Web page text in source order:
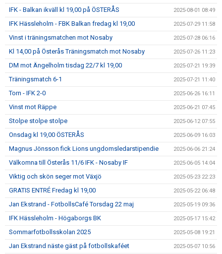
IFK - Balkan ikväll kl 19,00 på ÖSTERÅS 2025-08-01 08:49
IFK Hässleholm - FBK Balkan fredag kl 19,00 2025-07-29 11:58
Vinst i träningsmatchen mot Nosaby 2025-07-28 06:16
Kl 14,00 på Österås Träningsmatch mot Nosaby 2025-07-26 11:23
DM mot Ängelholm tisdag 22/7 kl 19,00 2025-07-21 19:39
Träningsmatch 6-1 2025-07-21 11:40
Torn - IFK 2-0 2025-06-26 16:11
Vinst mot Räppe 2025-06-21 07:45
Stolpe stolpe stolpe 2025-06-12 07:55
Onsdag kl 19,00 ÖSTERÅS 2025-06-09 16:03
Magnus Jönsson fick Lions ungdomsledarstipendie 2025-06-06 21:24
Välkomna till Österås 11/6 IFK - Nosaby IF 2025-06-05 14:04
Viktig och skön seger mot Växjö 2025-05-23 22:23
GRATIS ENTRÉ Fredag kl 19,00 2025-05-22 06:48
Jan Ekstrand - FotbollsCafé Torsdag 22 maj 2025-05-19 09:36
IFK Hässleholm - Högaborgs BK 2025-05-17 15:42
Sommarfotbollsskolan 2025 2025-05-08 19:21
Jan Ekstrand näste gäst på fotbollskaféet 2025-05-07 10:56